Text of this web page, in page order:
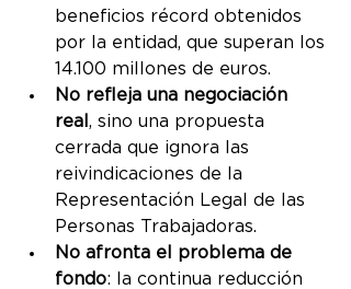
beneficios récord obtenidos
por la entidad, que superan los
14.100 millones de euros.
No refleja una negociación
real , sino una propuesta
cerrada que ignora las
reivindicaciones de la
Representación Legal de las
Personas Trabajadoras.
No afronta el problema de
fondo: la continua reducción